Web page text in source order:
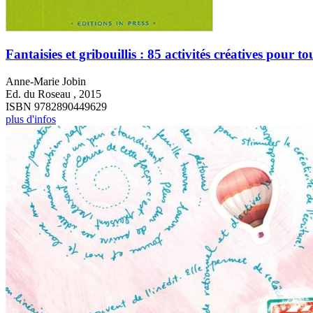
Fantaisies et gribouillis : 85 activités créatives pour
Anne-Marie Jobin
Ed. du Roseau , 2015
ISBN 9782890449629
plus d'infos